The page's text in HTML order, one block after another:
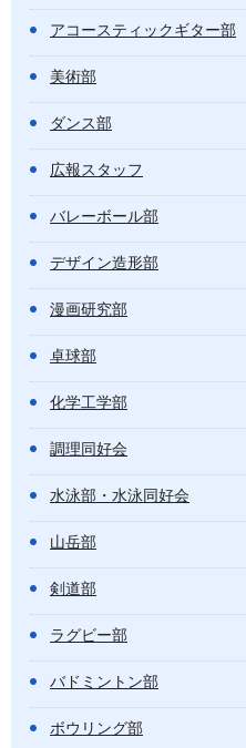
アコースティックギター部
美術部
ダンス部
広報スタッフ
バレーボール部
デザイン造形部
漫画研究部
卓球部
化学工学部
調理同好会
水泳部・水泳同好会
山岳部
剣道部
ラグビー部
バドミントン部
ボウリング部